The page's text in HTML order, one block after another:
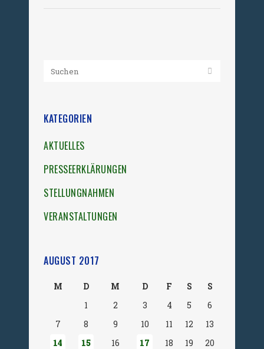
KATEGORIEN
AKTUELLES
PRESSEERKLÄRUNGEN
STELLUNGNAHMEN
VERANSTALTUNGEN
AUGUST 2017
M D M D F S
S
1
2 3 4 5
6
7
8 9 10 11 12
13
14
15 16 17 18 19
20